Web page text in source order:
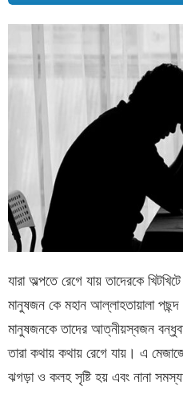
যারা অল্পতে রেগে যায় তাদেরকে
মানুষজন কে মহান আল্লাহতায়ালা
মানুষজনকে তাদের আত্নীয়স্বজন
তারা কথায় কথায় রেগে যায়। এ
ঝগড়া ও কলহ সৃষ্টি হয় এবং নানা